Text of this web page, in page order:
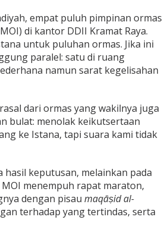
empat puluh pimpinan ormas
di kantor DDII Kramat Raya.
untuk puluhan ormas. Jika ini
paralel: satu di ruang
namun sarat kegelisahan
dari ormas yang wakilnya juga
bulat: menolak keikutsertaan
ke Istana, tapi suara kami tidak
hasil keputusan, melainkan pada
menempuh rapat maraton,
dengan pisau maqāṣid al-
terhadap yang tertindas, serta